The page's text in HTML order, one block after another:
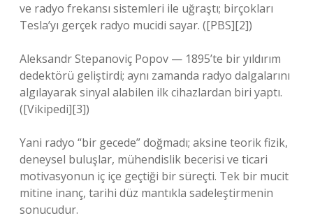
ve radyo frekansı sistemleri ile uğraştı; birçokları
Tesla’yı gerçek radyo mucidi sayar. ([PBS][2])
Aleksandr Stepanoviç Popov — 1895’te bir yıldırım
dedektörü geliştirdi; aynı zamanda radyo dalgalarını
algılayarak sinyal alabilen ilk cihazlardan biri yaptı.
([Vikipedi][3])
Yani radyo “bir gecede” doğmadı; aksine teorik fizik,
deneysel buluşlar, mühendislik becerisi ve ticari
motivasyonun iç içe geçtiği bir süreçti. Tek bir mucit
mitine inanç, tarihi düz mantıkla sadeleştirmenin
sonucudur.